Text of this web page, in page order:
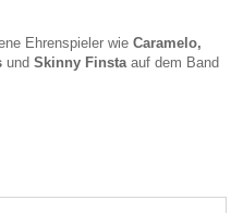
Ehrenspieler wie Caramelo,
und Skinny Finstaauf dem Band